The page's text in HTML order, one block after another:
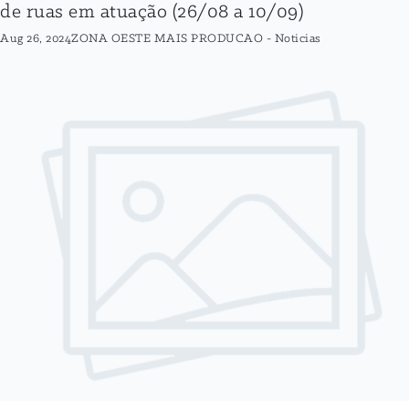
de ruas em atuação (26/08 a 10/09)
Aug 26, 2024ZONA OESTE MAIS PRODUCAO - Noticias